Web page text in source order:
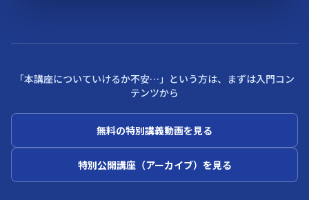
「本講座についていけるか不安…」という方は、まずは入門コン
テンツから
無料の特別講義動画を見る
特別公開講座（アーカイブ）を見る